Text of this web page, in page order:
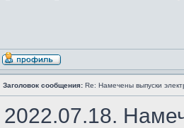
Заголовок сообщения: Re: Намечены выпуски
2022.07.18.